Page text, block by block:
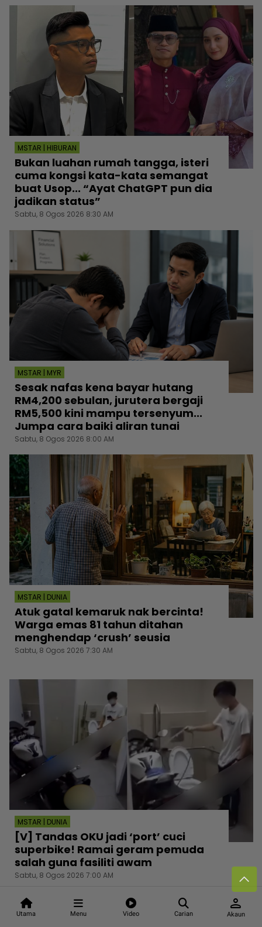
Utama Menu Video Carian
person
Akaun
MSTAR | HIBURAN
Bukan luahan rumah tangga, isteri
cuma kongsi kata-kata semangat
buat Usop... “Ayat ChatGPT pun dia
jadikan status”
Sabtu, 8 Ogos 2026 8:30 AM
MSTAR | MYR
Sesak nafas kena bayar hutang
RM4,200 sebulan, jurutera bergaji
RM5,500 kini mampu tersenyum...
Jumpa cara baiki aliran tunai
Sabtu, 8 Ogos 2026 8:00 AM
MSTAR | DUNIA
Atuk gatal kemaruk nak bercinta!
Warga emas 81 tahun ditahan
menghendap ‘crush’ seusia
Sabtu, 8 Ogos 2026 7:30 AM
MSTAR | DUNIA
[V] Tandas OKU jadi ‘port’ cuci
superbike! Ramai geram pemuda
salah guna fasiliti awam
Sabtu, 8 Ogos 2026 7:00 AM